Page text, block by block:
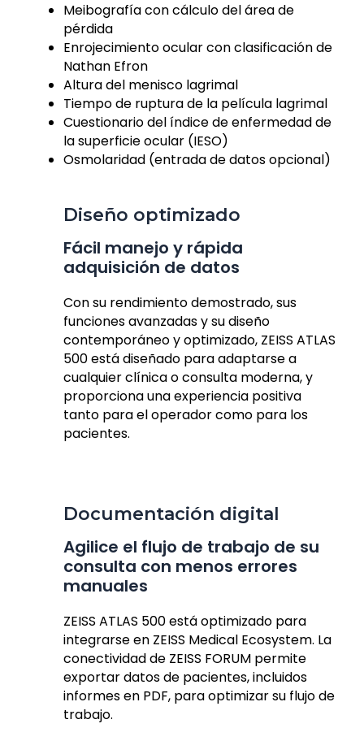
Meibografía con cálculo del área de
pérdida
Enrojecimiento ocular con clasificación de
Nathan Efron
Altura del menisco lagrimal
Tiempo de ruptura de la película lagrimal
Cuestionario del índice de enfermedad de
la superficie ocular (IESO)
Osmolaridad (entrada de datos opcional)
Diseño optimizado
Fácil manejo y rápida
adquisición de datos
Con su rendimiento demostrado, sus
funciones avanzadas y su diseño
contemporáneo y optimizado, ZEISS ATLAS
500 está diseñado para adaptarse a
cualquier clínica o consulta moderna, y
proporciona una experiencia positiva
tanto para el operador como para los
pacientes.
Documentación digital
Agilice el flujo de trabajo de su
consulta con menos errores
manuales
ZEISS ATLAS 500 está optimizado para
integrarse en ZEISS Medical Ecosystem. La
conectividad de ZEISS FORUM permite
exportar datos de pacientes, incluidos
informes en PDF, para optimizar su flujo de
trabajo.